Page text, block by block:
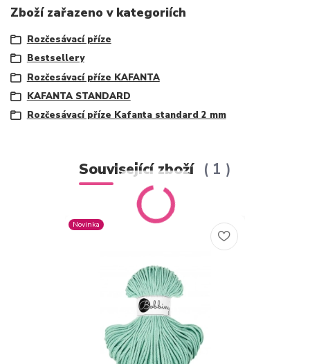
Zboží zařazeno v kategoriích
Rozčesávací příze
Bestsellery
Rozčesávací příze KAFANTA
KAFANTA STANDARD
Rozčesávací příze Kafanta standard 2 mm
Související zboží 1
Novinka